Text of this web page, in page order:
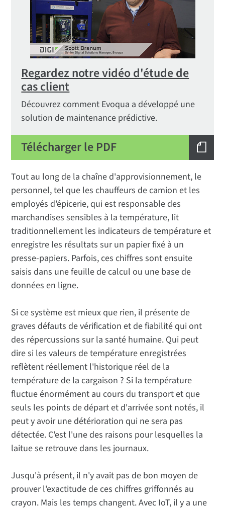
Regardez notre vidéo d'étude de
cas client
Découvrez comment Evoqua a développé une
solution de maintenance prédictive.
Télécharger le PDF
Tout au long de la chaîne d'approvisionnement, le
personnel, tel que les chauffeurs de camion et les
employés d'épicerie, qui est responsable des
marchandises sensibles à la température, lit
traditionnellement les indicateurs de température et
enregistre les résultats sur un papier fixé à un
presse-papiers. Parfois, ces chiffres sont ensuite
saisis dans une feuille de calcul ou une base de
données en ligne.
Si ce système est mieux que rien, il présente de
graves défauts de vérification et de fiabilité qui ont
des répercussions sur la santé humaine. Qui peut
dire si les valeurs de température enregistrées
reflètent réellement l'historique réel de la
température de la cargaison ? Si la température
fluctue énormément au cours du transport et que
seuls les points de départ et d'arrivée sont notés, il
peut y avoir une détérioration qui ne sera pas
détectée. C'est l'une des raisons pour lesquelles la
laitue se retrouve dans les journaux.
Jusqu'à présent, il n'y avait pas de bon moyen de
prouver l'exactitude de ces chiffres griffonnés au
crayon. Mais les temps changent. Avec IoT, il y a une